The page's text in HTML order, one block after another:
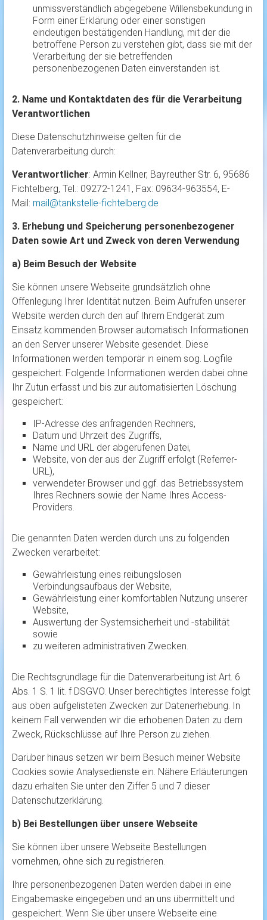
unmissverständlich abgegebene Willensbekundung in
Form einer Erklärung oder einer sonstigen
eindeutigen bestätigenden Handlung, mit der die
betroffene Person zu verstehen gibt, dass sie mit der
Verarbeitung der sie betreffenden
personenbezogenen Daten einverstanden ist.
2. Name und Kontaktdaten des für die Verarbeitung
Verantwortlichen
Diese Datenschutzhinweise gelten für die
Datenverarbeitung durch:
Verantwortlicher: Armin Kellner, Bayreuther Str. 6, 95686
Fichtelberg, Tel.: 09272-1241, Fax: 09634-963554, E-
Mail: mail@tankstelle-fichtelberg.de
3. Erhebung und Speicherung personenbezogener
Daten sowie Art und Zweck von deren Verwendung
a) Beim Besuch der Website
Sie können unsere Webseite grundsätzlich ohne
Offenlegung Ihrer Identität nutzen. Beim Aufrufen unserer
Website werden durch den auf Ihrem Endgerät zum
Einsatz kommenden Browser automatisch Informationen
an den Server unserer Website gesendet. Diese
Informationen werden temporär in einem sog. Logfile
gespeichert. Folgende Informationen werden dabei ohne
Ihr Zutun erfasst und bis zur automatisierten Löschung
gespeichert:
IP-Adresse des anfragenden Rechners,
Datum und Uhrzeit des Zugriffs,
Name und URL der abgerufenen Datei,
Website, von der aus der Zugriff erfolgt (Referrer-
URL),
verwendeter Browser und ggf. das Betriebssystem
Ihres Rechners sowie der Name Ihres Access-
Providers.
Die genannten Daten werden durch uns zu folgenden
Zwecken verarbeitet:
Gewährleistung eines reibungslosen
Verbindungsaufbaus der Website,
Gewährleistung einer komfortablen Nutzung unserer
Website,
Auswertung der Systemsicherheit und -stabilität
sowie
zu weiteren administrativen Zwecken.
Die Rechtsgrundlage für die Datenverarbeitung ist Art. 6
Abs. 1 S. 1 lit. f DSGVO. Unser berechtigtes Interesse folgt
aus oben aufgelisteten Zwecken zur Datenerhebung. In
keinem Fall verwenden wir die erhobenen Daten zu dem
Zweck, Rückschlüsse auf Ihre Person zu ziehen.
Darüber hinaus setzen wir beim Besuch meiner Website
Cookies sowie Analysedienste ein. Nähere Erläuterungen
dazu erhalten Sie unter den Ziffer 5 und 7 dieser
Datenschutzerklärung.
b) Bei Bestellungen über unsere Webseite
Sie können über unsere Webseite Bestellungen
vornehmen, ohne sich zu registrieren.
Ihre personenbezogenen Daten werden dabei in eine
Eingabemaske eingegeben und an uns übermittelt und
gespeichert. Wenn Sie über unsere Webseite eine